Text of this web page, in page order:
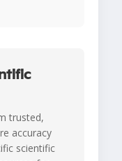
trusted,
accuracy
scientific